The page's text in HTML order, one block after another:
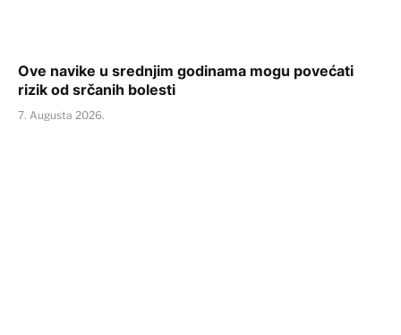
Ove navike u srednjim godinama mogu povećati
rizik od srčanih bolesti
7. Augusta 2026.